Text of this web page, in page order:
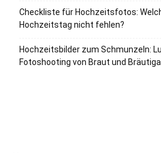
Checkliste für Hochzeitsfotos:
Hochzeitstag nicht fehlen?
Hochzeitsbilder zum Schmunzeln:
Fotoshooting von Braut und